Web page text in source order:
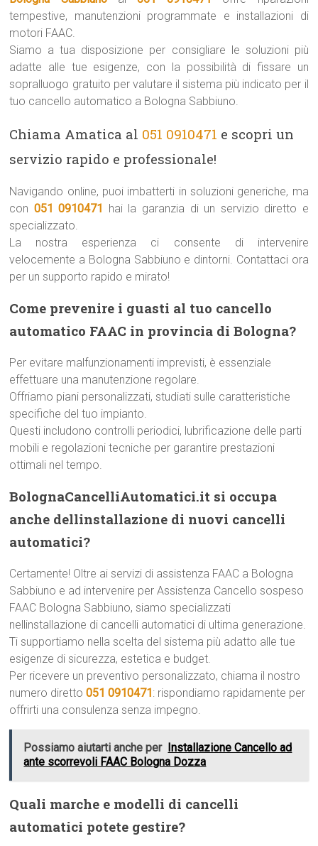
tempestive, manutenzioni programmate e installazioni di
motori FAAC.
Siamo a tua disposizione per consigliare le soluzioni più
adatte alle tue esigenze, con la possibilità di fissare un
sopralluogo gratuito per valutare il sistema più indicato per il
tuo cancello automatico a Bologna Sabbiuno.
Chiama Amatica al 051 0910471 e scopri un
servizio rapido e professionale!
Navigando online, puoi imbatterti in soluzioni generiche, ma
con 051 0910471 hai la garanzia di un servizio diretto e
specializzato.
La nostra esperienza ci consente di intervenire
velocemente a Bologna Sabbiuno e dintorni. Contattaci ora
per un supporto rapido e mirato!
Come prevenire i guasti al tuo cancello
automatico FAAC in provincia di Bologna?
Per evitare malfunzionamenti imprevisti, è essenziale
effettuare una manutenzione regolare.
Offriamo piani personalizzati, studiati sulle caratteristiche
specifiche del tuo impianto.
Questi includono controlli periodici, lubrificazione delle parti
mobili e regolazioni tecniche per garantire prestazioni
ottimali nel tempo.
BolognaCancelliAutomatici.it si occupa
anche dellinstallazione di nuovi cancelli
automatici?
Certamente! Oltre ai servizi di assistenza FAAC a Bologna
Sabbiuno e ad intervenire per Assistenza Cancello sospeso
FAAC Bologna Sabbiuno, siamo specializzati
nellinstallazione di cancelli automatici di ultima generazione.
Ti supportiamo nella scelta del sistema più adatto alle tue
esigenze di sicurezza, estetica e budget.
Per ricevere un preventivo personalizzato, chiama il nostro
numero diretto051 0910471: rispondiamo rapidamente per
offrirti una consulenza senza impegno.
Possiamo aiutarti anche per Installazione Cancello ad
ante scorrevoli FAAC Bologna Dozza
Quali marche e modelli di cancelli
automatici potete gestire?